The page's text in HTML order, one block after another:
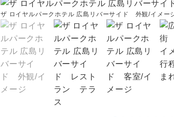
ザ ロイヤルパークホテル 広島リバーサイド 外観/イメー